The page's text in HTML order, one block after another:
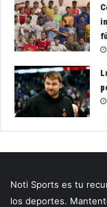
Noti Sports es tu
los deportes.